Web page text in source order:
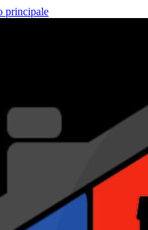
principale